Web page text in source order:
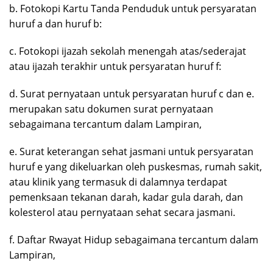
b. Fotokopi Kartu Tanda Penduduk untuk persyaratan
huruf a dan huruf b:
c. Fotokopi ijazah sekolah menengah atas/sederajat
atau ijazah terakhir untuk persyaratan huruf f:
d. Surat pernyataan untuk persyaratan huruf c dan e.
merupakan satu dokumen surat pernyataan
sebagaimana tercantum dalam Lampiran,
e. Surat keterangan sehat jasmani untuk persyaratan
huruf e yang dikeluarkan oleh puskesmas, rumah sakit,
atau klinik yang termasuk di dalamnya terdapat
pemenksaan tekanan darah, kadar gula darah, dan
kolesterol atau pernyataan sehat secara jasmani.
f. Daftar Rwayat Hidup sebagaimana tercantum dalam
Lampiran,